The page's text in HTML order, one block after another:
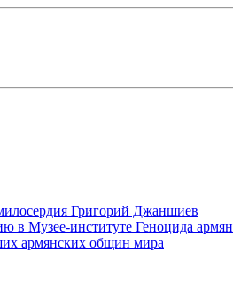
Григорий Джаншиев
в Музее-институте Геноцида армян
армянских общин мира